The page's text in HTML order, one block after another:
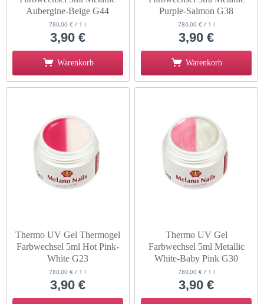
Aubergine-Beige G44
780,00 € / 1 l
3,90 €
Warenkorb
Purple-Salmon G38
780,00 € / 1 l
3,90 €
Warenkorb
Thermo UV Gel Thermogel
Farbwechsel 5ml Hot Pink-
White G23
780,00 € / 1 l
3,90 €
Thermo UV Gel
Farbwechsel 5ml Metallic
White-Baby Pink G30
780,00 € / 1 l
3,90 €